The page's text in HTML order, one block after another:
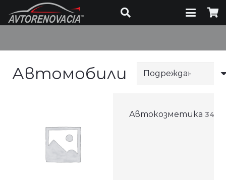
Автомобили
Автокозметика 34